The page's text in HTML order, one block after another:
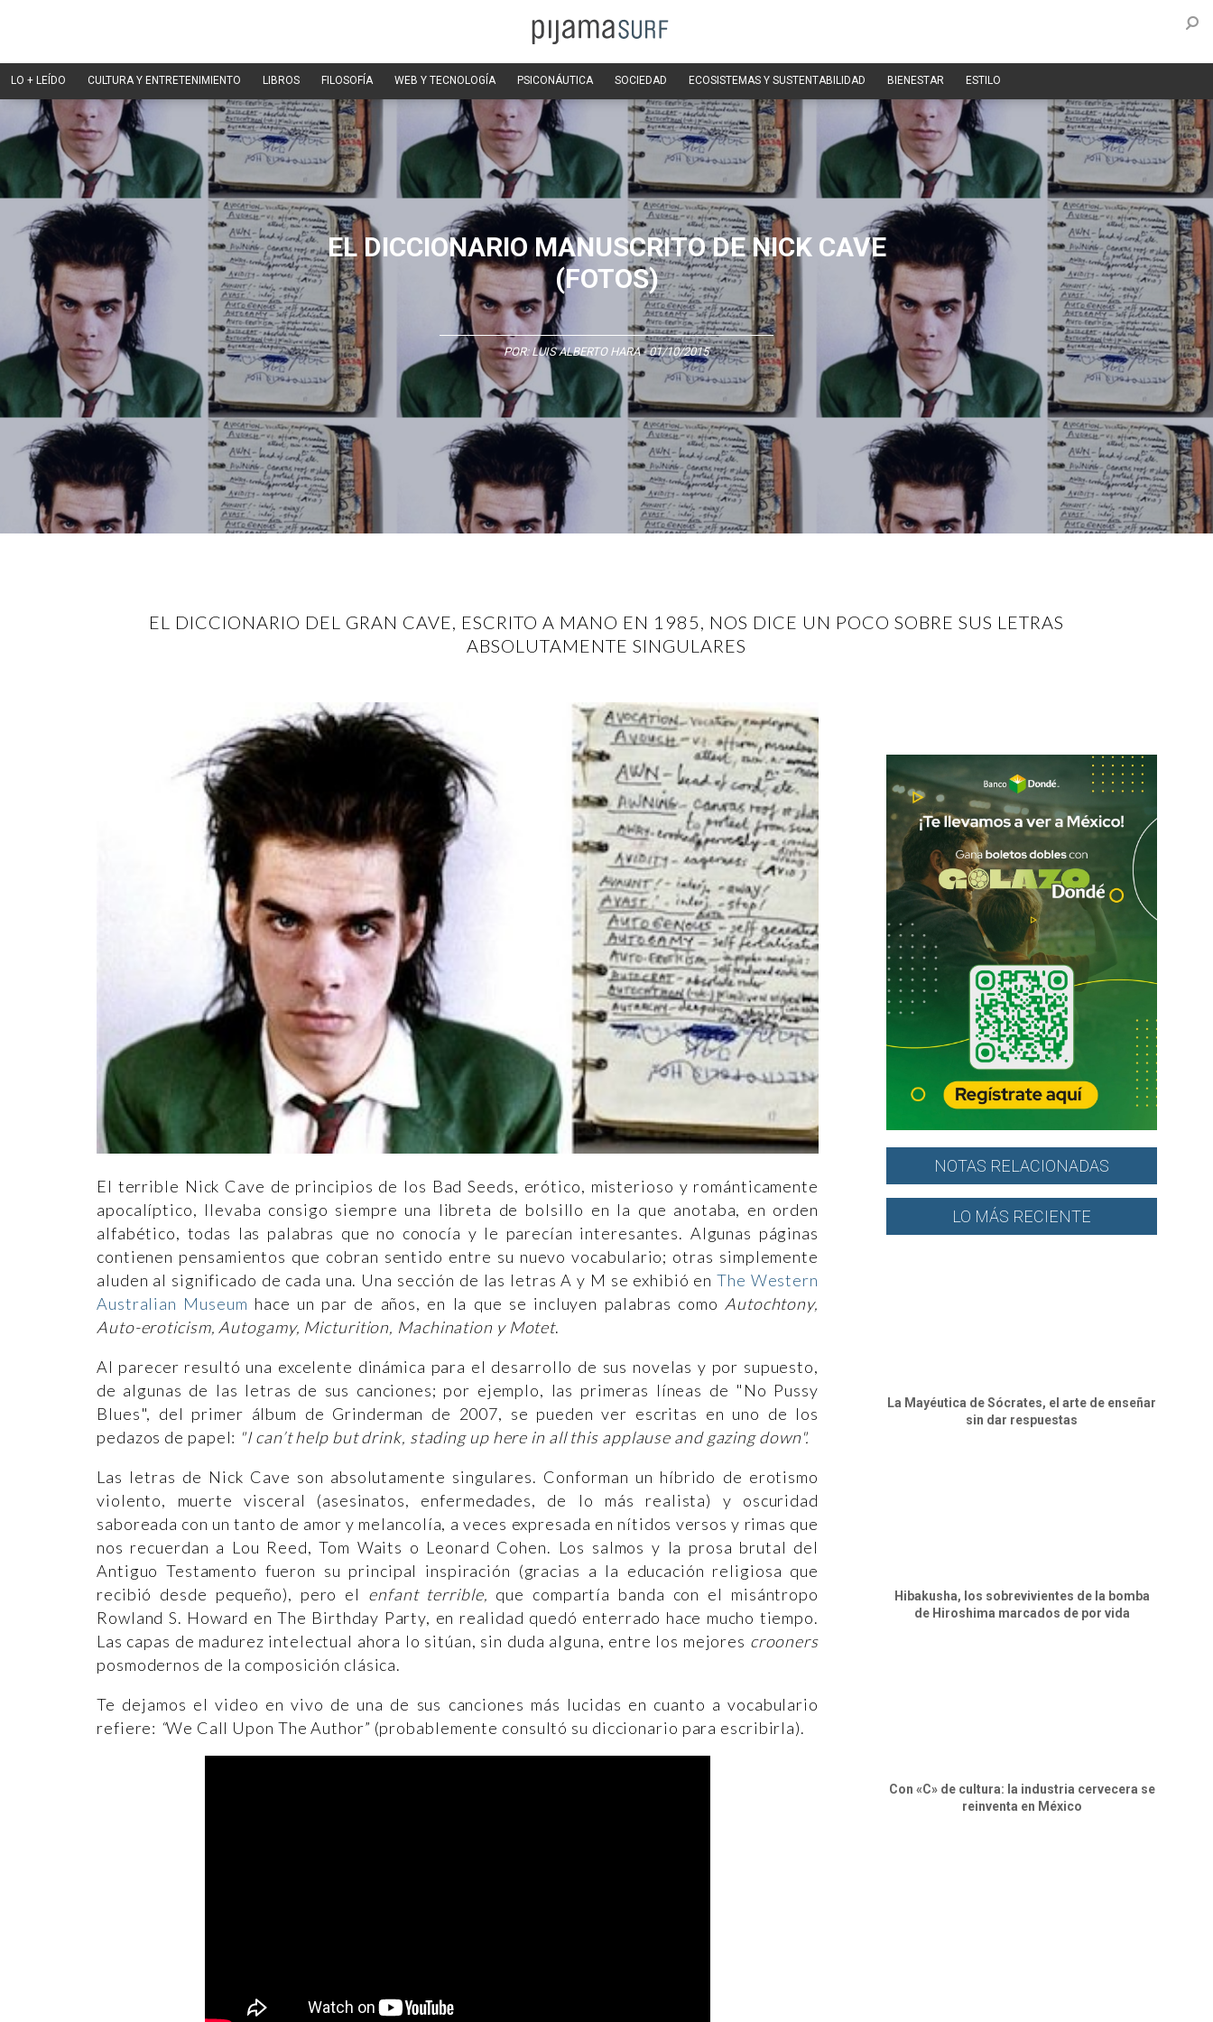
LO + LEÍDO CULTURA Y ENTRETENIMIENTO LIBROS FILOSOFÍA WEB Y TECNOLOGÍA PSICONÁUTICA SOCIEDAD ECOSISTEMAS Y SUSTENTABILIDAD BIENESTAR ESTILO
EL DICCIONARIO MANUSCRITO DE NICK CAVE
(FOTOS)
POR:LUIS ALBERTO HARA- 01/10/2015
EL DICCIONARIO DEL GRAN CAVE, ESCRITO A MANO EN 1985, NOS DICE UN POCO SOBRE SUS LETRAS
ABSOLUTAMENTE SINGULARES
El terrible Nick Cave de principios de los Bad Seeds, erótico, misterioso y románticamente
apocalíptico, llevaba consigo siempre una libreta de bolsillo en la que anotaba, en orden
alfabético, todas las palabras que no conocía y le parecían interesantes. Algunas páginas
contienen pensamientos que cobran sentido entre su nuevo vocabulario; otras simplemente
aluden al significado de cada una. Una sección de las letras A y M se exhibió enThe Western
Australian Museum hace un par de años, en la que se incluyen palabras como Autochtony,
Auto-eroticism, Autogamy, Micturition, Machination y Motet.
Al parecer resultó una excelente dinámica para el desarrollo de sus novelas y por supuesto,
de algunas de las letras de sus canciones; por ejemplo, las primeras líneas de "No Pussy
Blues", del primer álbum de Grinderman de 2007, se pueden ver escritas en uno de los
pedazos de papel: "I can’t help but drink, stading up here in all this applause and gazing down".
Las letras de Nick Cave son absolutamente singulares. Conforman un híbrido de erotismo
violento, muerte visceral (asesinatos, enfermedades, de lo más realista) y oscuridad
saboreada con un tanto de amor y melancolía, a veces expresada en nítidos versos y rimas que
nos recuerdan a Lou Reed, Tom Waits o Leonard Cohen. Los salmos y la prosa brutal del
Antiguo Testamento fueron su principal inspiración (gracias a la educación religiosa que
recibió desde pequeño), pero el enfant terrible, que compartía banda con el misántropo
Rowland S. Howard en The Birthday Party, en realidad quedó enterrado hace mucho tiempo.
Las capas de madurez intelectual ahora lo sitúan, sin duda alguna, entre los mejores crooners
posmodernos de la composición clásica.
Te dejamos el video en vivo de una de sus canciones más lucidas en cuanto a vocabulario
refiere: “We Call Upon The Author” (probablemente consultó su diccionario para escribirla).
NOTAS RELACIONADAS
LO MÁS RECIENTE
La Mayéutica de Sócrates, el arte de enseñar
sin dar respuestas
Hibakusha, los sobrevivientes de la bomba
de Hiroshima marcados de por vida
Con «C» de cultura: la industria cervecera se
reinventa en México